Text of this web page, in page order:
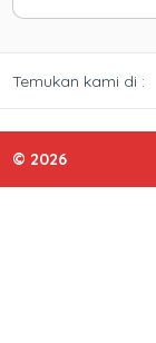
Temukan kami di :
© 2026